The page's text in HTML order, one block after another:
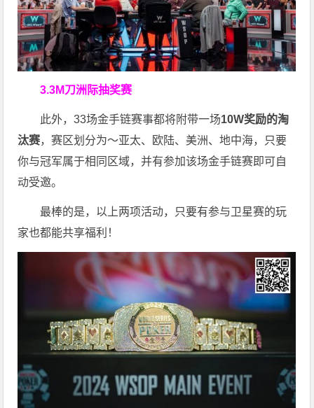
3.3M刀洲际抽奖赛
此外，33场金手链赛事都将附带一场10W奖励的淘
汰赛，赛区划分为～亚太、欧陆、美洲、地中海，只要
你与冠军属于相同区域，并有参加该场金手链赛即可自
动受邀。
最棒的是，以上两项活动，只要有参与卫星赛的玩
家也都能共享福利！